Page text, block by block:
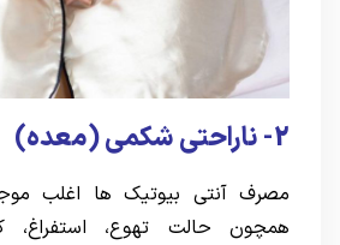
2- ناراحتی شکمی (معده)
مصرف آنتی بیوتیک ها اغلب
همچون حالت تهوع،